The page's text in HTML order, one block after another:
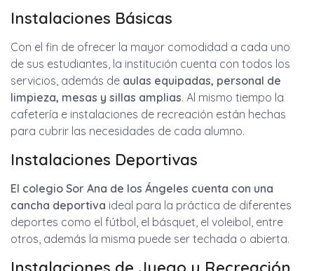
Instalaciones Básicas
Con el fin de ofrecer la mayor comodidad a cada uno
de sus estudiantes, la institución cuenta con todos los
servicios, además de aulas equipadas, personal de
limpieza, mesas y sillas amplias. Al mismo tiempo la
cafetería e instalaciones de recreación están hechas
para cubrir las necesidades de cada alumno.
Instalaciones Deportivas
El colegio Sor Ana de los Ángeles cuenta con una
cancha deportiva ideal para la práctica de diferentes
deportes como el fútbol, el básquet, el voleibol, entre
otros, además la misma puede ser techada o abierta.